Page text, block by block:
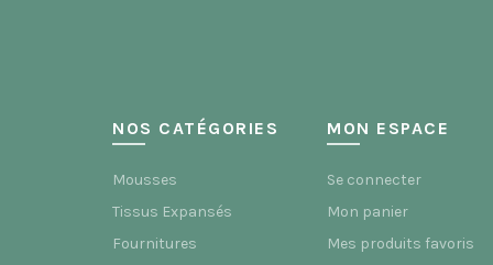
NOS CATÉGORIES
Mousses
Tissus Expansés
Fournitures
MON ESPACE
Se connecter
Mon panier
Mes produits favoris